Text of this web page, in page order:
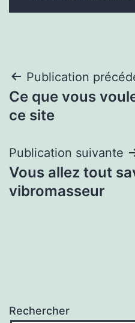
Navigation
de
Publication
Ce que vous
ce site
Publication suivante
Vous allez tout
vibromasseur
Rechercher